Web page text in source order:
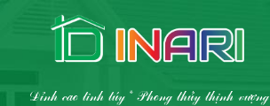
Đỉnh cao tinh túy * Phong thủy thịnh vượng